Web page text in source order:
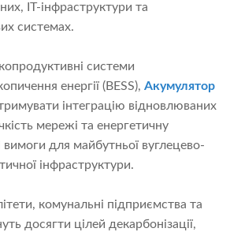
ІТ-інфраструктури та
системах.
системи
енергії (BESS), Акумулятор
інтеграцію відновлюваних
мережі та енергетичну
вимоги для майбутньої вуглецево-
інфраструктури.
комунальні підприємства та
досягти цілей декарбонізації,